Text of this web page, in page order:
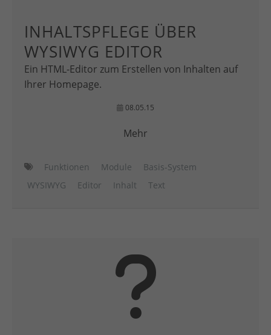
INHALTSPFLEGE ÜBER
WYSIWYG EDITOR
Ein HTML-Editor zum Erstellen von Inhalten auf
Ihrer Homepage.
08.05.15
Mehr
Funktionen Module
Basis-System
WYSIWYG
Editor Inhalt Text